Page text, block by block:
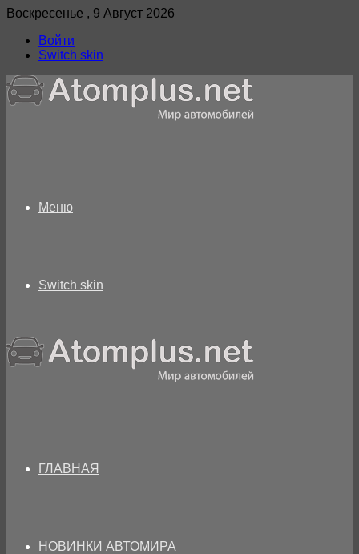
Воскресенье , 9 Август 2026
Войти
Switch skin
Меню
Switch skin
ГЛАВНАЯ
НОВИНКИ АВТОМИРА